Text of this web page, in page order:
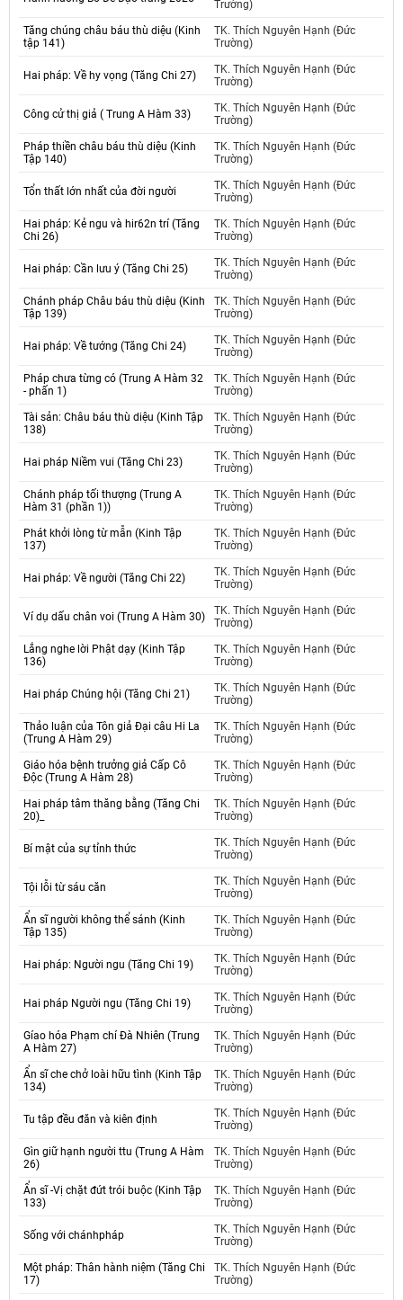
Trường)
Tăng chúng châu báu thù diệu (Kinh
tập 141)
TK. Thích Nguyên Hạnh (Đức
Trường)
Hai pháp: Về hy vọng (Tăng Chi 27)
TK. Thích Nguyên Hạnh (Đức
Trường)
Công cử thị giả ( Trung A Hàm 33)
TK. Thích Nguyên Hạnh (Đức
Trường)
Pháp thiền châu báu thù diệu (Kinh
Tập 140)
TK. Thích Nguyên Hạnh (Đức
Trường)
Tổn thất lớn nhất của đời người
TK. Thích Nguyên Hạnh (Đức
Trường)
Hai pháp: Kẻ ngu và hir62n trí (Tăng
Chi 26)
TK. Thích Nguyên Hạnh (Đức
Trường)
Hai pháp: Cần lưu ý (Tăng Chi 25)
TK. Thích Nguyên Hạnh (Đức
Trường)
Chánh pháp Châu báu thù diệu (Kinh
Tập 139)
TK. Thích Nguyên Hạnh (Đức
Trường)
Hai pháp: Về tướng (Tăng Chi 24)
TK. Thích Nguyên Hạnh (Đức
Trường)
Pháp chưa từng có (Trung A Hàm 32
- phấn 1)
TK. Thích Nguyên Hạnh (Đức
Trường)
Tài sản: Châu báu thù diệu (Kinh Tập
138)
TK. Thích Nguyên Hạnh (Đức
Trường)
Hai pháp Niềm vui (Tăng Chi 23)
TK. Thích Nguyên Hạnh (Đức
Trường)
Chánh pháp tối thượng (Trung A
Hàm 31 (phần 1))
TK. Thích Nguyên Hạnh (Đức
Trường)
Phát khởi lòng từ mẫn (Kinh Tập
137)
TK. Thích Nguyên Hạnh (Đức
Trường)
Hai pháp: Về người (Tăng Chi 22)
TK. Thích Nguyên Hạnh (Đức
Trường)
Ví dụ dấu chân voi (Trung A Hàm 30)
TK. Thích Nguyên Hạnh (Đức
Trường)
Lắng nghe lời Phật dạy (Kinh Tập
136)
TK. Thích Nguyên Hạnh (Đức
Trường)
Hai pháp Chúng hội (Tăng Chi 21)
TK. Thích Nguyên Hạnh (Đức
Trường)
Thảo luận của Tôn giả Đại câu Hi La
(Trung A Hàm 29)
TK. Thích Nguyên Hạnh (Đức
Trường)
Giáo hóa bệnh trưởng giả Cấp Cô
Độc (Trung A Hàm 28)
TK. Thích Nguyên Hạnh (Đức
Trường)
Hai pháp tâm thăng bằng (Tăng Chi
20)_
TK. Thích Nguyên Hạnh (Đức
Trường)
Bí mật của sự tỉnh thức
TK. Thích Nguyên Hạnh (Đức
Trường)
Tội lỗi từ sáu căn
TK. Thích Nguyên Hạnh (Đức
Trường)
Ẩn sĩ người không thể sánh (Kinh
Tập 135)
TK. Thích Nguyên Hạnh (Đức
Trường)
Hai pháp: Người ngu (Tăng Chi 19)
TK. Thích Nguyên Hạnh (Đức
Trường)
Hai pháp Người ngu (Tăng Chi 19)
TK. Thích Nguyên Hạnh (Đức
Trường)
Gíao hóa Phạm chí Đà Nhiên (Trung
A Hàm 27)
TK. Thích Nguyên Hạnh (Đức
Trường)
Ẩn sĩ che chở loài hữu tình (Kinh Tập
134)
TK. Thích Nguyên Hạnh (Đức
Trường)
Tu tập đều đăn và kiên định
TK. Thích Nguyên Hạnh (Đức
Trường)
Gìn giữ hạnh người ttu (Trung A Hàm
26)
TK. Thích Nguyên Hạnh (Đức
Trường)
Ẩn sĩ -Vị chặt đứt trói buộc (Kinh Tập
133)
TK. Thích Nguyên Hạnh (Đức
Trường)
Sống với chánhpháp
TK. Thích Nguyên Hạnh (Đức
Trường)
Một pháp: Thân hành niệm (Tăng Chi
17)
TK. Thích Nguyên Hạnh (Đức
Trường)